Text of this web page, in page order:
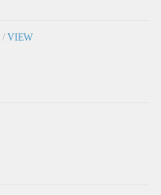
/ VIEW